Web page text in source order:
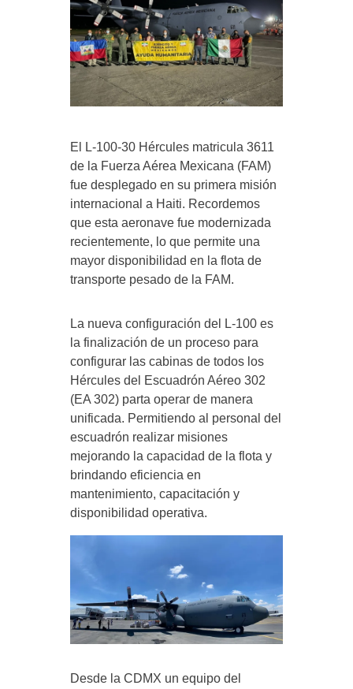
El L-100-30 Hércules matricula 3611
de la Fuerza Aérea Mexicana (FAM)
fue desplegado en su primera misión
internacional a Haiti. Recordemos
que esta aeronave fue modernizada
recientemente, lo que permite una
mayor disponibilidad en la flota de
transporte pesado de la FAM.
La nueva configuración del L-100 es
la finalización de un proceso para
configurar las cabinas de todos los
Hércules del Escuadrón Aéreo 302
(EA 302) parta operar de manera
unificada. Permitiendo al personal del
escuadrón realizar misiones
mejorando la capacidad de la flota y
brindando eficiencia en
mantenimiento, capacitación y
disponibilidad operativa.
Desde la CDMX un equipo del